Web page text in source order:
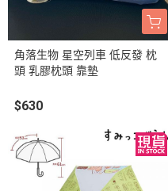
角落生物 星空列車 低反發 枕
頭 乳膠枕頭 靠墊
$630